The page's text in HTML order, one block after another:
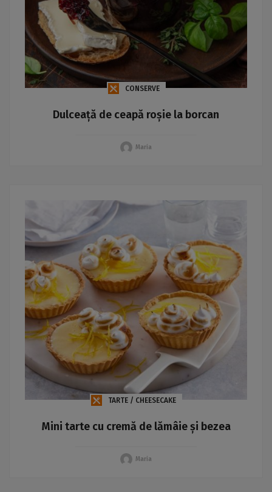
CONSERVE
Dulceață de ceapă roșie la borcan
Maria
TARTE / CHEESECAKE
Mini tarte cu cremă de lămâie și bezea
Maria